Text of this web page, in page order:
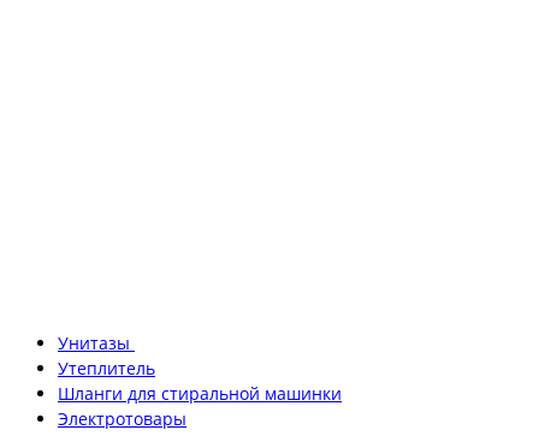
Унитазы
Утеплитель
Шланги для стиральной машинки
Электротовары